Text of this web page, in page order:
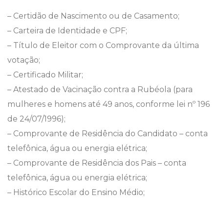
– Certidão de Nascimento ou de Casamento;
– Carteira de Identidade e CPF;
– Título de Eleitor com o Comprovante da última
votação;
– Certificado Militar;
– Atestado de Vacinação contra a Rubéola (para
mulheres e homens até 49 anos, conforme lei nº 196
de 24/07/1996);
– Comprovante de Residência do Candidato – conta
telefônica, água ou energia elétrica;
– Comprovante de Residência dos Pais – conta
telefônica, água ou energia elétrica;
– Histórico Escolar do Ensino Médio;